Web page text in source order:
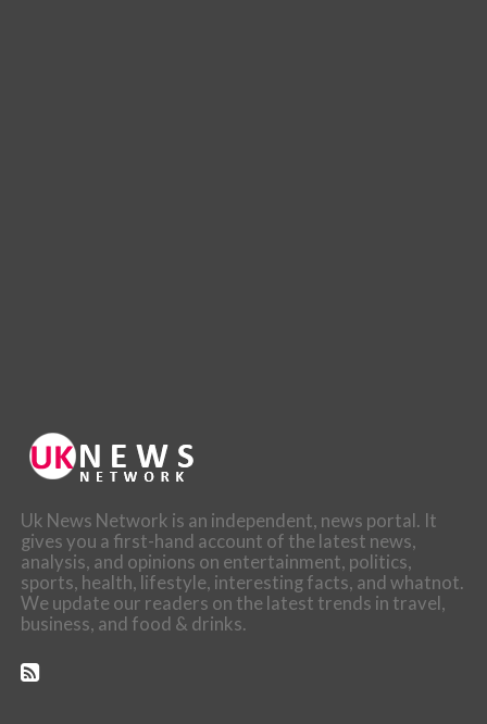
Uk News Network is an independent, news portal. It
gives you a first-hand account of the latest news,
analysis, and opinions on entertainment, politics,
sports, health, lifestyle, interesting facts, and whatnot.
We update our readers on the latest trends in travel,
business, and food & drinks.